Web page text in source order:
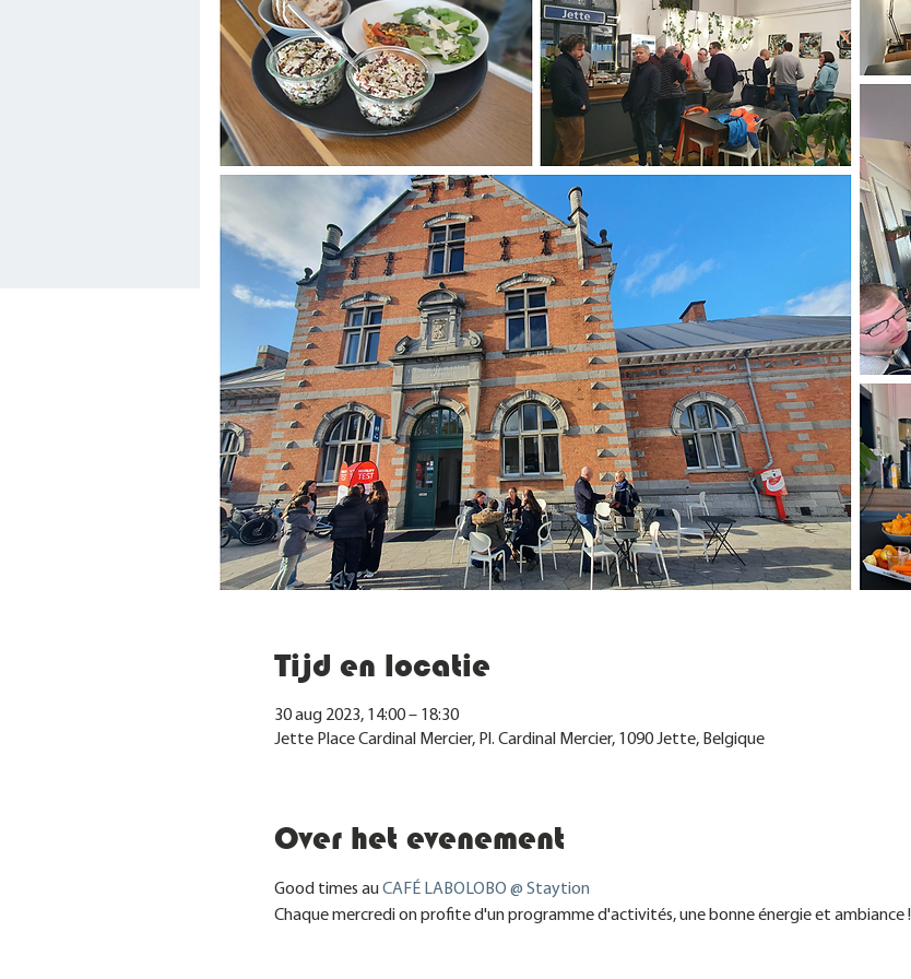
Tijd en locatie
30 aug 2023, 14:00 – 18:30
Jette Place Cardinal Mercier, Pl. Cardinal Mercier, 1090 Jette, Belgique
Over het evenement
Good times au CAFÉ LABOLOBO @ Staytion
Chaque mercredi on profite d'un programme d'activités, une bonne énergie et ambiance !